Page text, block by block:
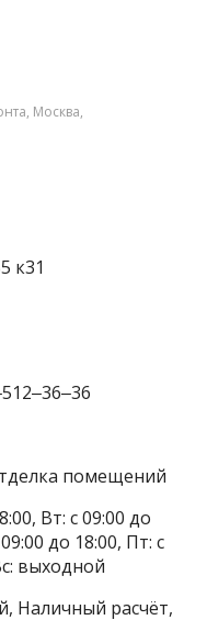
, Москва,
к31
помещений
Вт: с 09:00 до
до 18:00, Пт: с
выходной
Наличный расчёт,